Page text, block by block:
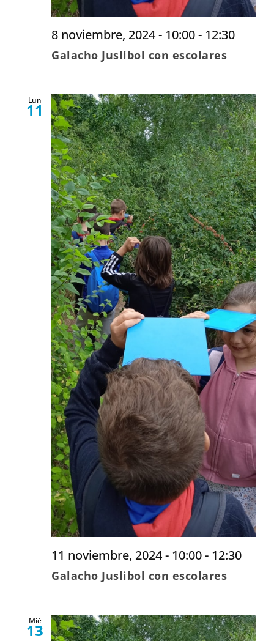
8 noviembre, 2024 - 10:00- 12:30
Galacho Juslibol con escolares
Lun
11
11 noviembre, 2024 - 10:00- 12:30
Galacho Juslibol con escolares
Mié
13